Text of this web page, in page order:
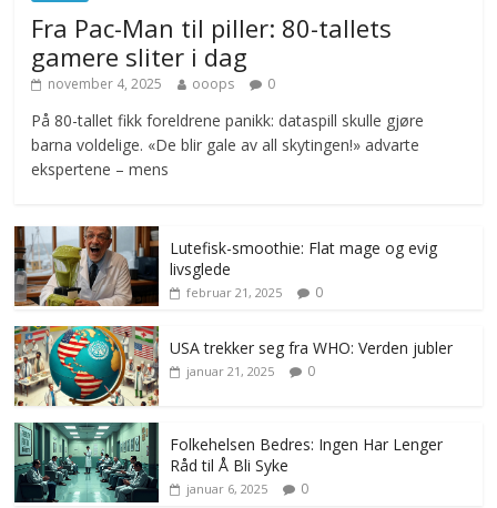
Fra Pac-Man til piller: 80-tallets
gamere sliter i dag
november 4, 2025 ooops 0
På 80-tallet fikk foreldrene panikk: dataspill skulle gjøre
barna voldelige. «De blir gale av all skytingen!» advarte
ekspertene – mens
Lutefisk-smoothie: Flat mage og evig
livsglede
februar 21, 2025 0
USA trekker seg fra WHO: Verden jubler
januar 21, 2025 0
Folkehelsen Bedres: Ingen Har Lenger
Råd til Å Bli Syke
januar 6, 2025 0